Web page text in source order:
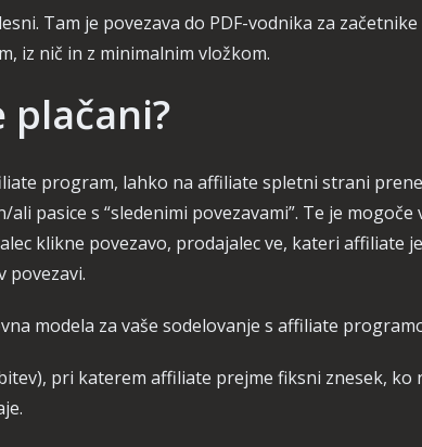
Tam je povezava do PDF-vodnika za
iz nič in z minimalnim vložkom.
plačani?
program, lahko na affiliate spletni strani
ali pasice s “sledenimi povezavami”. Te je
klikne povezavo, prodajalec ve, kateri affiliate
povezavi.
modela za vaše sodelovanje s affiliate
pri katerem affiliate prejme fiksni znesek, ko